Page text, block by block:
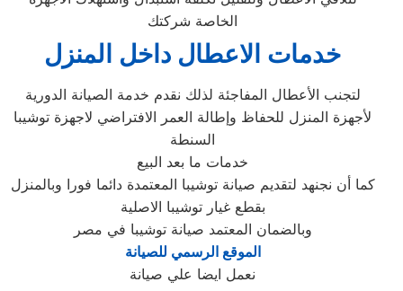
الخاصة شركتك
خدمات الاعطال داخل المنزل
لتجنب الأعطال المفاجئة لذلك نقدم خدمة الصيانة الدورية
لأجهزة المنزل للحفاظ وإطالة العمر الافتراضي لاجهزة توشيبا
السنطة
خدمات ما بعد البيع
كما أن نجنهد لتقديم صيانة توشيبا المعتمدة دائما فورا وبالمنزل
بقطع غيار توشيبا الاصلية
وبالضمان المعتمد صيانة توشيبا في مصر
الموقع الرسمي للصيانة
نعمل ايضا علي صيانة